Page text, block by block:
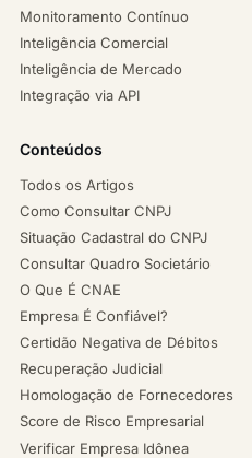
Monitoramento Contínuo
Inteligência Comercial
Inteligência de Mercado
Integração via API
Conteúdos
Todos os Artigos
Como Consultar CNPJ
Situação Cadastral do CNPJ
Consultar Quadro Societário
O Que É CNAE
Empresa É Confiável?
Certidão Negativa de Débitos
Recuperação Judicial
Homologação de Fornecedores
Score de Risco Empresarial
Verificar Empresa Idônea